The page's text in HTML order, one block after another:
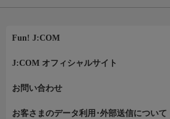
Fun! J:COM
J:COM オフィシャルサイト
お問い合わせ
お客さまのデータ利用･外部送信について